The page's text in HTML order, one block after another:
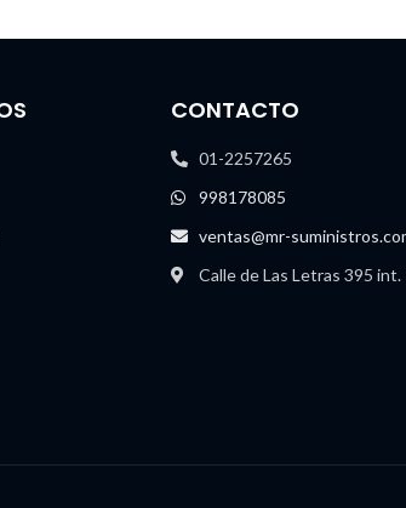
CONTACTO
01-2257265
998178085
ventas@mr-
Calle de Las Letras 395 int.